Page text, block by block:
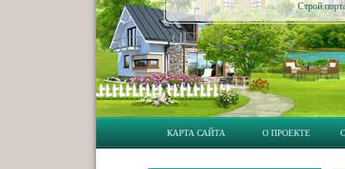
Строй
КАРТА САЙТА О ПРОЕКТЕ